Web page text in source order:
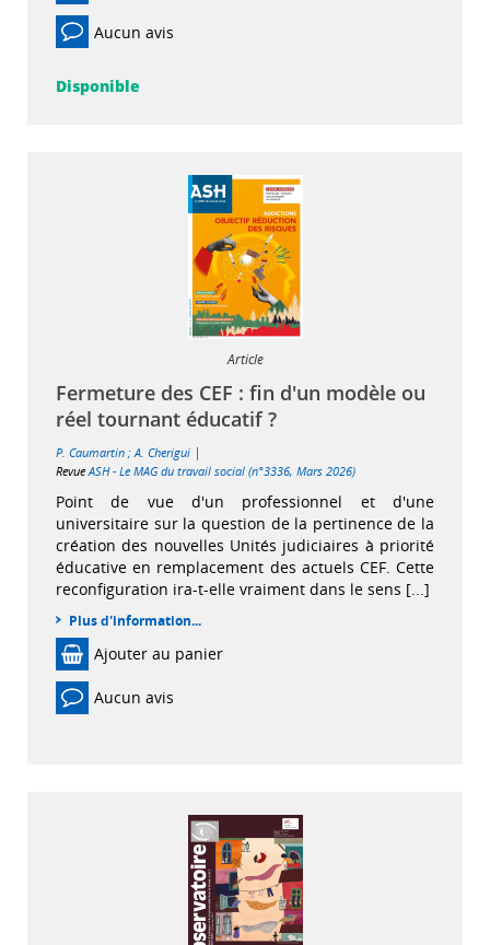
Aucun avis
Disponible
Article
Fermeture des CEF : fin d'un modèle ou
réel tournant éducatif ?
P. Caumartin ;A. Cherigui |
RevueASH - Le MAG du travail social (n°3336, Mars 2026)
Point de vue d'un professionnel et d'une
universitaire sur la question de la pertinence de la
création des nouvelles Unités judiciaires à priorité
éducative en remplacement des actuels CEF. Cette
reconfiguration ira-t-elle vraiment dans le sens [...]
Plus d'information...
Ajouter au panier
Aucun avis